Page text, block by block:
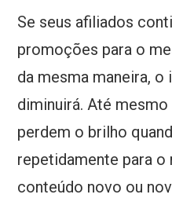
Se seus afiliados
promoções para o
da mesma maneira,
diminuirá. Até
perdem o brilho
repetidamente para
conteúdo novo ou